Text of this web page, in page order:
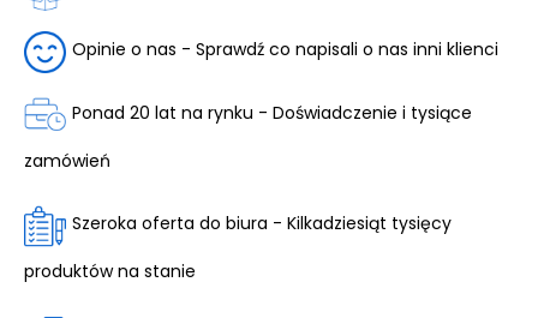
Opinie o nas - Sprawdź co napisali o nas inni klienci
Ponad 20 lat na rynku - Doświadczenie i tysiące
zamówień
Szeroka oferta do biura - Kilkadziesiąt tysięcy
produktów na stanie